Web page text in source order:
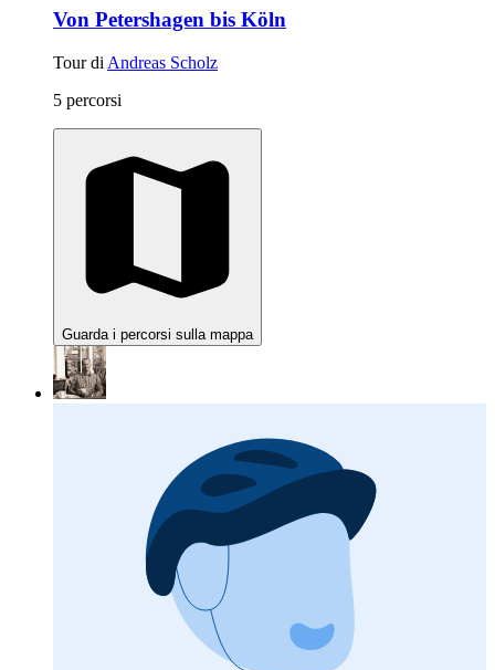
Von Petershagen bis Köln
Tour di Andreas Scholz
5 percorsi
Guarda i percorsi sulla mappa